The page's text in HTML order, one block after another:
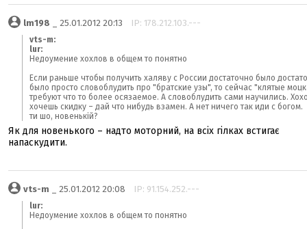
lm198 _ 25.01.2012 20:13 IP: 178.212.103.---
vts-m:
lur:
Недоумение хохлов в общем то понятно
Если раньше чтобы получить халяву с России достаточно было
было просто словоблудить про "братские узы", то сейчас "клятые
требуют что то более осязаемое. А словоблудить сами научились.
хочешь скидку – дай что нибудь взамен. А нет ничего так иди с богом.
ти шо, новенькій?
Як для новенького – надто моторний, на всіх гілках встигає
напаскудити.
vts-m _ 25.01.2012 20:08 IP: 91.154.252.---
lur:
Недоумение хохлов в общем то понятно